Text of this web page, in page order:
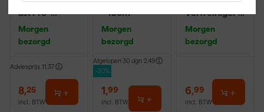
Patentpuntkw
ast Pro-
10 (2cm)
Morgen
bezorgd
Adviesprijs 11,37
8,25
incl. BTW
Mini Viltroller
- 10cm
Morgen
bezorgd
Afgelopen 30 dgn 2,49
-20%
1,99
incl. BTW
Ontvetter en
Verfreiniger –
Morgen
bezorgd
6,99
incl. BTW